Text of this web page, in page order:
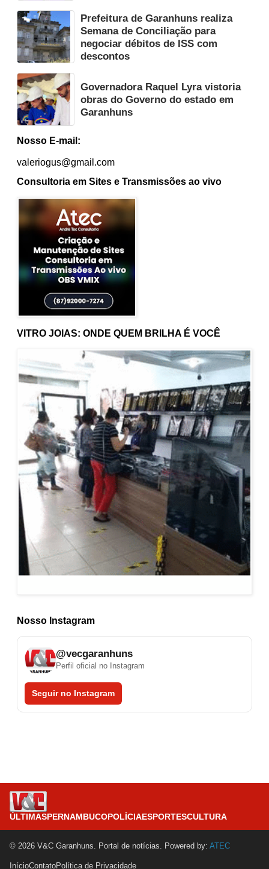
Nosso Instagram
@vecgaranhuns
Perfil oficial no Instagram
Seguir no Instagram
VITRO JOIAS: ONDE QUEM BRILHA É VOCÊ
Prefeitura de Garanhuns realiza
Semana de Conciliação para
negociar débitos de ISS com
descontos
Governadora Raquel Lyra vistoria
obras do Governo do estado em
Garanhuns
Nosso E-mail:
valeriogus@gmail.com
Consultoria em Sites e Transmissões ao vivo
ÚLTIMASPERNAMBUCOPOLÍCIAESPORTESCULTURA
© 2026 V&C Garanhuns. Portal de notícias. Powered by: ATEC
InícioContatoPolítica de Privacidade